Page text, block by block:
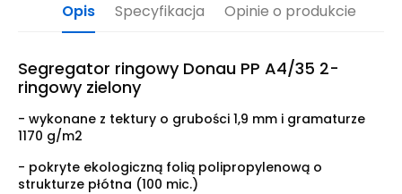
Opis Specyfikacja Opinie o produkcie
Segregator ringowy Donau PP A4/35 2-
ringowy zielony
- wykonane z tektury o grubości 1,9 mm i gramaturze
1170 g/m2
- pokryte ekologiczną folią polipropylenową o
strukturze płótna (100 mic.)